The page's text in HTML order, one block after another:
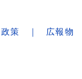
政策 広報物